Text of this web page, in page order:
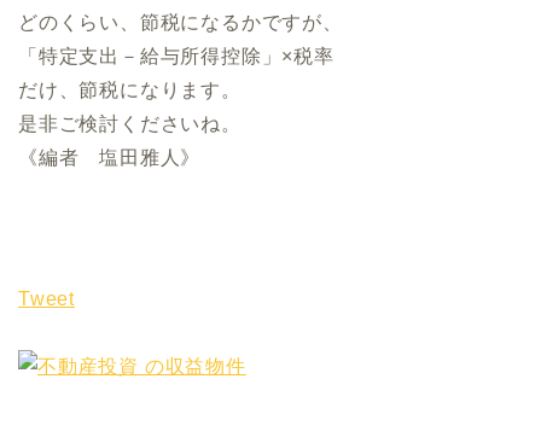
どのくらい、節税になるかですが、
「特定支出－給与所得控除」×税率
だけ、節税になります。
是非ご検討くださいね。
《編者 塩田雅人》
Tweet